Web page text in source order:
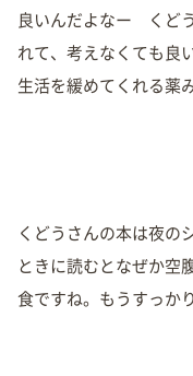
良いんだよなー くど
れて、考えなくても良
生活を緩めてくれる薬
くどうさんの本は夜の
ときに読むとなぜか空
食ですね。もうすっか